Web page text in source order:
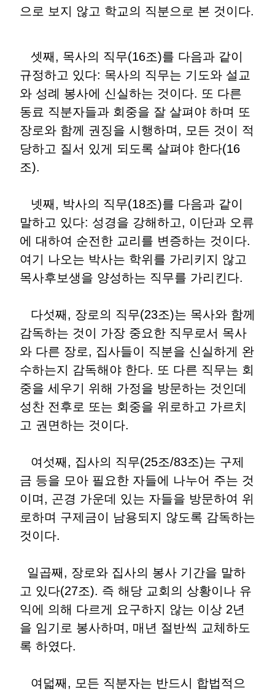
으로 보지 않고 학교의 직분으로 본 것이다.
셋째, 목사의 직무(16조)를 다음과 같이
규정하고 있다: 목사의 직무는 기도와 설교
와 성례 봉사에 신실하는 것이다. 또 다른
동료 직분자들과 회중을 잘 살펴야 하며 또
장로와 함께 권징을 시행하며, 모든 것이 적
당하고 질서 있게 되도록 살펴야 한다(16
조).
넷째, 박사의 직무(18조)를 다음과 같이
말하고 있다: 성경을 강해하고, 이단과 오류
에 대하여 순전한 교리를 변증하는 것이다.
여기 나오는 박사는 학위를 가리키지 않고
목사후보생을 양성하는 직무를 가리킨다.
다섯째, 장로의 직무(23조)는 목사와 함께
감독하는 것이 가장 중요한 직무로서 목사
와 다른 장로, 집사들이 직분을 신실하게 완
수하는지 감독해야 한다. 또 다른 직무는 회
중을 세우기 위해 가정을 방문하는 것인데
성찬 전후로 또는 회중을 위로하고 가르치
고 권면하는 것이다.
여섯째, 집사의 직무(25조/83조)는 구제
금 등을 모아 필요한 자들에 나누어 주는 것
이며, 곤경 가운데 있는 자들을 방문하여 위
로하며 구제금이 남용되지 않도록 감독하는
것이다.
일곱째, 장로와 집사의 봉사 기간을 말하
고 있다(27조). 즉 해당 교회의 상황이나 유
익에 의해 다르게 요구하지 않는 이상 2년
을 임기로 봉사하며, 매년 절반씩 교체하도
록 하였다.
여덟째, 모든 직분자는 반드시 합법적으